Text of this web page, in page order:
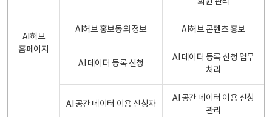
AI허브
홈페이지
AI허브 홍보동의 정보 AI허브 콘텐츠 홍보
AI 데이터 등록 신청
AI 데이터 등록 신청 업무
처리
AI 공간 데이터 이용 신청자
AI 공간 데이터 이용 신청
관리